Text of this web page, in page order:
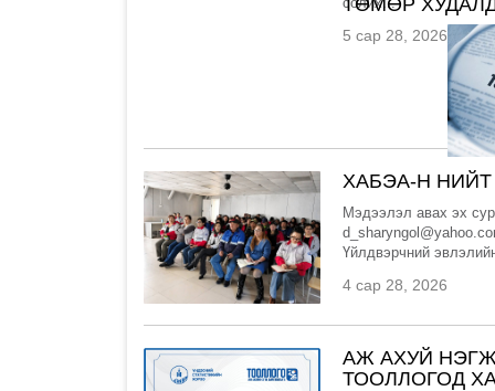
5 сар 28, 2026
ТӨМӨР
ХАБЭА-Н
Мэдээлэл авах эх
Үйлдвэрчний
4 сар 28, 2026
АЖ АХУЙ
ТООЛЛОГОД